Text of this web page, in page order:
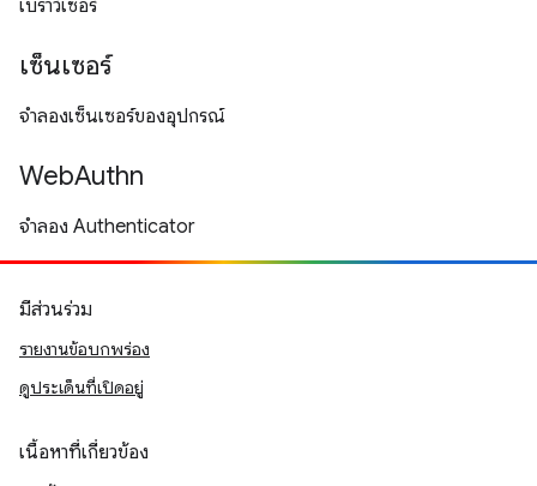
เบราว์เซอร์
เซ็นเซอร์
จำลองเซ็นเซอร์ของอุปกรณ์
WebAuthn
จำลอง Authenticator
มีส่วนร่วม
รายงานข้อบกพร่อง
ดูประเด็นที่เปิดอยู่
เนื้อหาที่เกี่ยวข้อง